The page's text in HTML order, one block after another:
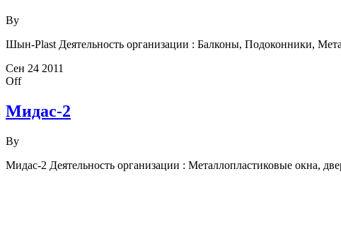
By
Шын-Plast Деятельность организации : Балконы, Подоконники,
Сен 24 2011
Off
Мидас-2
By
Мидас-2 Деятельность организации : Металлопластиковые окна,